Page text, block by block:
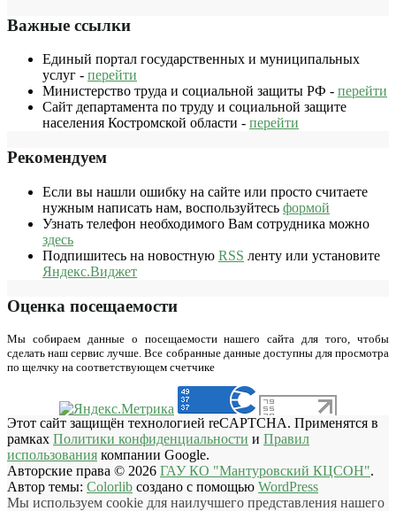
Важные ссылки
Единый портал государственных и муниципальных
услуг - перейти
Министерство труда и социальной защиты РФ - перейти
Сайт департамента по труду и социальной защите
населения Костромской области - перейти
Рекомендуем
Если вы нашли ошибку на сайте или просто считаете
нужным написать нам, воспользуйтесь формой
Узнать телефон необходимого Вам сотрудника можно
здесь
Подпишитесь на новостную RSS ленту или установите
Яндекс.Виджет
Оценка посещаемости
Мы собираем данные о посещаемости нашего сайта для того, чтобы
сделать наш сервис лучше. Все собранные данные доступны для просмотра
по щелчку на соответствующем счетчике
Этот сайт защищён технологией reCAPTCHA. Применятся в
рамках Политики конфиденциальности и Правил
использования компании Google.
Авторские права © 2026 ГАУ КО "Мантуровский КЦСОН".
Автор темы: Colorlib создано с помощью WordPress
Мы используем cookie для наилучшего представления нашего